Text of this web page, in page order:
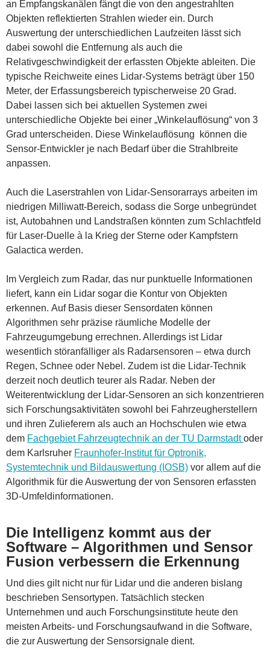
an Empfangskanälen fängt die von den angestrahlten
Objekten reflektierten Strahlen wieder ein. Durch
Auswertung der unterschiedlichen Laufzeiten lässt sich
dabei sowohl die Entfernung als auch die
Relativgeschwindigkeit der erfassten Objekte ableiten. Die
typische Reichweite eines Lidar-Systems beträgt über 150
Meter, der Erfassungsbereich typischerweise 20 Grad.
Dabei lassen sich bei aktuellen Systemen zwei
unterschiedliche Objekte bei einer „Winkelauflösung“ von 3
Grad unterscheiden. Diese Winkelauflösung können die
Sensor-Entwickler je nach Bedarf über die Strahlbreite
anpassen.
Auch die Laserstrahlen von Lidar-Sensorarrays arbeiten im
niedrigen Milliwatt-Bereich, sodass die Sorge unbegründet
ist, Autobahnen und Landstraßen könnten zum Schlachtfeld
für Laser-Duelle à la Krieg der Sterne oder Kampfstern
Galactica werden.
Im Vergleich zum Radar, das nur punktuelle Informationen
liefert, kann ein Lidar sogar die Kontur von Objekten
erkennen. Auf Basis dieser Sensordaten können
Algorithmen sehr präzise räumliche Modelle der
Fahrzeugumgebung errechnen. Allerdings ist Lidar
wesentlich störanfälliger als Radarsensoren – etwa durch
Regen, Schnee oder Nebel. Zudem ist die Lidar-Technik
derzeit noch deutlich teurer als Radar. Neben der
Weiterentwicklung der Lidar-Sensoren an sich konzentrieren
sich Forschungsaktivitäten sowohl bei Fahrzeugherstellern
und ihren Zulieferern als auch an Hochschulen wie etwa
dem Fachgebiet Fahrzeugtechnik an der TU Darmstadtoder
dem Karlsruher Fraunhofer-Institut für Optronik,
Systemtechnik und Bildauswertung (IOSB) vor allem auf die
Algorithmik für die Auswertung der von Sensoren erfassten
3D-Umfeldinformationen.
Die Intelligenz kommt aus der
Software – Algorithmen und Sensor
Fusion verbessern die Erkennung
Und dies gilt nicht nur für Lidar und die anderen bislang
beschrieben Sensortypen. Tatsächlich stecken
Unternehmen und auch Forschungsinstitute heute den
meisten Arbeits- und Forschungsaufwand in die Software,
die zur Auswertung der Sensorsignale dient.